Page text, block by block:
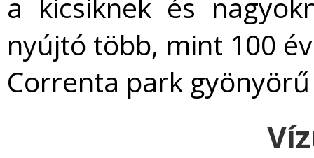
a kicsiknek és
nyújtó több, mint 100
Correnta park